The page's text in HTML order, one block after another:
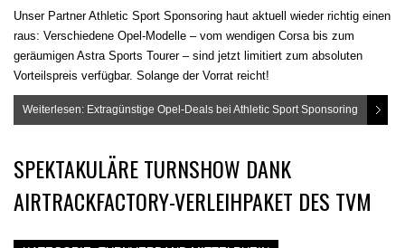
Unser Partner Athletic Sport Sponsoring haut aktuell wieder richtig einen
raus: Verschiedene Opel-Modelle – vom wendigen Corsa bis zum
geräumigen Astra Sports Tourer – sind jetzt limitiert zum absoluten
Vorteilspreis verfügbar. Solange der Vorrat reicht!
Weiterlesen: Extragünstige Opel-Deals bei Athletic Sport Sponsoring
SPEKTAKULÄRE TURNSHOW DANK
AIRTRACKFACTORY-VERLEIHPAKET DES TVM